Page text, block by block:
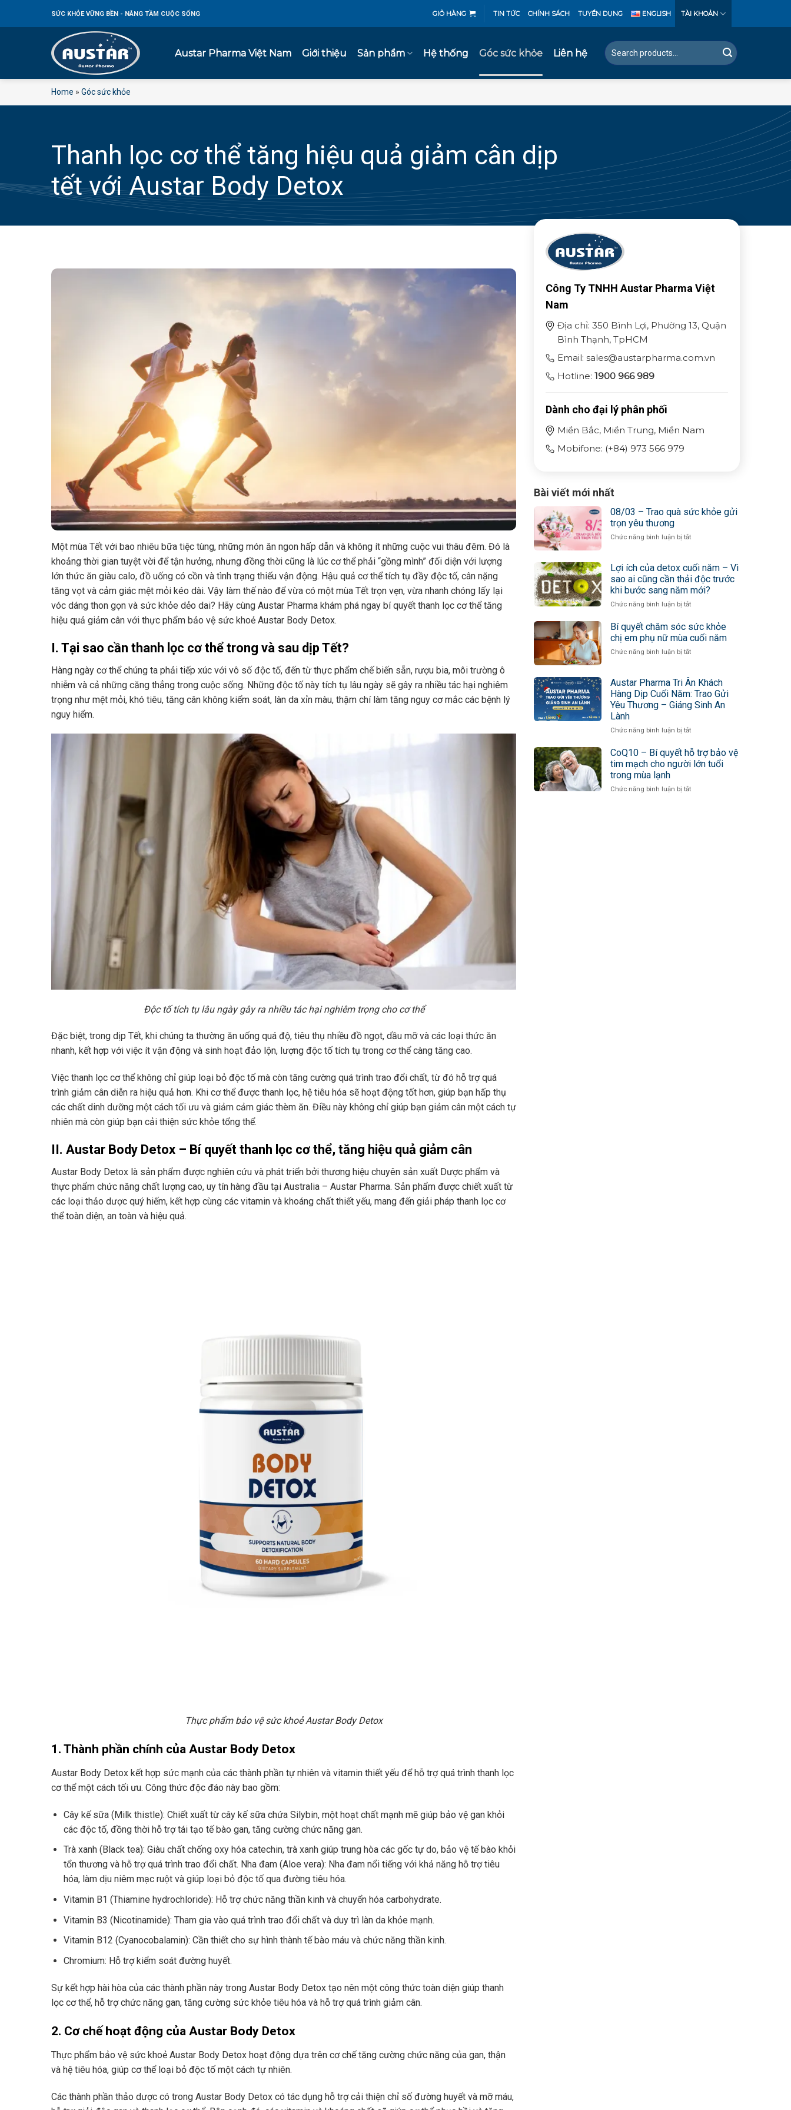
SỨC KHỎE VỮNG BỀN - NÂNG TẦM CUỘC SỐNG GIỎ HÀNG TIN TỨC CHÍNH SÁCH TUYỂN DỤNG ENGLISH TÀI KHOẢN
Austar Pharma Việt Nam Giới thiệu Sản phẩm Hệ thống Góc sức khỏe Liên hệ
Tìm
kiếm:
Home » Góc sức khỏe
Thanh lọc cơ thể tăng hiệu quả giảm cân dịp
tết với Austar Body Detox
Một mùa Tết với bao nhiêu bữa tiệc tùng, những món ăn ngon hấp dẫn và không ít những cuộc vui thâu đêm. Đó là
khoảng thời gian tuyệt vời để tận hưởng, nhưng đồng thời cũng là lúc cơ thể phải “gồng mình” đối diện với lượng
lớn thức ăn giàu calo, đồ uống có cồn và tình trạng thiếu vận động. Hậu quả cơ thể tích tụ đầy độc tố, cân nặng
tăng vọt và cảm giác mệt mỏi kéo dài. Vậy làm thế nào để vừa có một mùa Tết trọn vẹn, vừa nhanh chóng lấy lại
vóc dáng thon gọn và sức khỏe dẻo dai? Hãy cùng Austar Pharma khám phá ngay bí quyết thanh lọc cơ thể tăng
hiệu quả giảm cân với thực phẩm bảo vệ sức khoẻ Austar Body Detox.
I. Tại sao cần thanh lọc cơ thể trong và sau dịp Tết?
Hàng ngày cơ thể chúng ta phải tiếp xúc với vô số độc tố, đến từ thực phẩm chế biến sẵn, rượu bia, môi trường ô
nhiễm và cả những căng thẳng trong cuộc sống. Những độc tố này tích tụ lâu ngày sẽ gây ra nhiều tác hại nghiêm
trọng như mệt mỏi, khó tiêu, tăng cân không kiểm soát, làn da xỉn màu, thậm chí làm tăng nguy cơ mắc các bệnh lý
nguy hiểm.
Độc tố tích tụ lâu ngày gây ra nhiều tác hại nghiêm trọng cho cơ thể
Đặc biệt, trong dịp Tết, khi chúng ta thường ăn uống quá độ, tiêu thụ nhiều đồ ngọt, dầu mỡ và các loại thức ăn
nhanh, kết hợp với việc ít vận động và sinh hoạt đảo lộn, lượng độc tố tích tụ trong cơ thể càng tăng cao.
Việc thanh lọc cơ thể không chỉ giúp loại bỏ độc tố mà còn tăng cường quá trình trao đổi chất, từ đó hỗ trợ quá
trình giảm cân diễn ra hiệu quả hơn. Khi cơ thể được thanh lọc, hệ tiêu hóa sẽ hoạt động tốt hơn, giúp bạn hấp thụ
các chất dinh dưỡng một cách tối ưu và giảm cảm giác thèm ăn. Điều này không chỉ giúp bạn giảm cân một cách tự
nhiên mà còn giúp bạn cải thiện sức khỏe tổng thể.
II. Austar Body Detox – Bí quyết thanh lọc cơ thể, tăng hiệu quả giảm cân
Austar Body Detox là sản phẩm được nghiên cứu và phát triển bởi thương hiệu chuyên sản xuất Dược phẩm và
thực phẩm chức năng chất lượng cao, uy tín hàng đầu tại Australia – Austar Pharma. Sản phẩm được chiết xuất từ
các loại thảo dược quý hiếm, kết hợp cùng các vitamin và khoáng chất thiết yếu, mang đến giải pháp thanh lọc cơ
thể toàn diện, an toàn và hiệu quả.
Thực phẩm bảo vệ sức khoẻ Austar Body Detox
1. Thành phần chính của Austar Body Detox
Austar Body Detox kết hợp sức mạnh của các thành phần tự nhiên và vitamin thiết yếu để hỗ trợ quá trình thanh lọc
cơ thể một cách tối ưu. Công thức độc đáo này bao gồm:
Cây kế sữa (Milk thistle): Chiết xuất từ cây kế sữa chứa Silybin, một hoạt chất mạnh mẽ giúp bảo vệ gan khỏi
các độc tố, đồng thời hỗ trợ tái tạo tế bào gan, tăng cường chức năng gan.
Trà xanh (Black tea): Giàu chất chống oxy hóa catechin, trà xanh giúp trung hòa các gốc tự do, bảo vệ tế bào khỏi
tổn thương và hỗ trợ quá trình trao đổi chất. Nha đam (Aloe vera): Nha đam nổi tiếng với khả năng hỗ trợ tiêu
hóa, làm dịu niêm mạc ruột và giúp loại bỏ độc tố qua đường tiêu hóa.
Vitamin B1 (Thiamine hydrochloride): Hỗ trợ chức năng thần kinh và chuyển hóa carbohydrate.
Vitamin B3 (Nicotinamide): Tham gia vào quá trình trao đổi chất và duy trì làn da khỏe mạnh.
Vitamin B12 (Cyanocobalamin): Cần thiết cho sự hình thành tế bào máu và chức năng thần kinh.
Chromium: Hỗ trợ kiểm soát đường huyết.
Sự kết hợp hài hòa của các thành phần này trong Austar Body Detox tạo nên một công thức toàn diện giúp thanh
lọc cơ thể, hỗ trợ chức năng gan, tăng cường sức khỏe tiêu hóa và hỗ trợ quá trình giảm cân.
2. Cơ chế hoạt động của Austar Body Detox
Thực phẩm bảo vệ sức khoẻ Austar Body Detox hoạt động dựa trên cơ chế tăng cường chức năng của gan, thận
và hệ tiêu hóa, giúp cơ thể loại bỏ độc tố một cách tự nhiên.
Các thành phần thảo dược có trong Austar Body Detox có tác dụng hỗ trợ cải thiện chỉ số đường huyết và mỡ máu,
Công Ty TNHH Austar Pharma Việt
Nam
Địa chỉ: 350 Bình Lợi, Phường 13, Quận
Bình Thạnh, TpHCM
Email: sales@austarpharma.com.vn
Hotline: 1900 966 989
Dành cho đại lý phân phối
Miền Bắc, Miền Trung, Miền Nam
Mobifone: (+84) 973 566 979
Bài viết mới nhất
08/03 – Trao quà sức khỏe gửi
trọn yêu thương
Chức năng bình luận bị tắtở
Trao
quà
sức
khỏe
gửi
yêu
thương
Lợi ích của detox cuối năm – Vì
sao ai cũng cần thải độc trước
khi bước sang năm mới?
Chức năng bình luận bị tắtở
ích
của
detox
cuối
Vì
sao
ai
thải
trước
khi
năm
Bí quyết chăm sóc sức khỏe
chị em phụ nữ mùa cuối năm
Chức năng bình luận bị tắtở
chăm
sóc
sức
khỏe
em
nữ
mùa
Austar Pharma Tri Ân Khách
Hàng Dịp Cuối Năm: Trao Gửi
Yêu Thương – Giáng Sinh An
Lành
Chức năng bình luận bị tắtở
Pharma
Tri
Ân
Hàng
CoQ10 – Bí quyết hỗ trợ bảo vệ
tim mạch cho người lớn tuổi
trong mùa lạnh
Chức năng bình luận bị tắtở